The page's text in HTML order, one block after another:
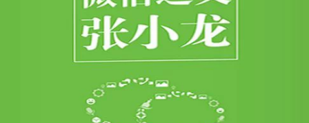
男裝 化妝保養
電子/紙本書